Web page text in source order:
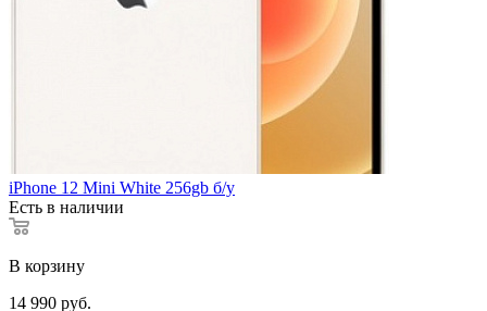
iPhone 12 Mini White 256gb б/у
Есть в наличии
В корзину
14 990 руб.